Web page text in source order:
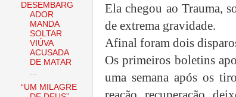
Ela chegou ao Trauma,
de extrema gravidade.
Afinal foram dois
Os primeiros boletins
uma semana após os
DESEMBARG
ADOR
MANDA
SOLTAR
VIÚVA
ACUSADA
DE MATAR
...
“UM MILAGRE